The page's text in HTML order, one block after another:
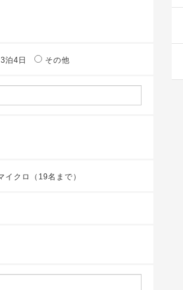
3泊4日 その他
イクロ（19名まで）